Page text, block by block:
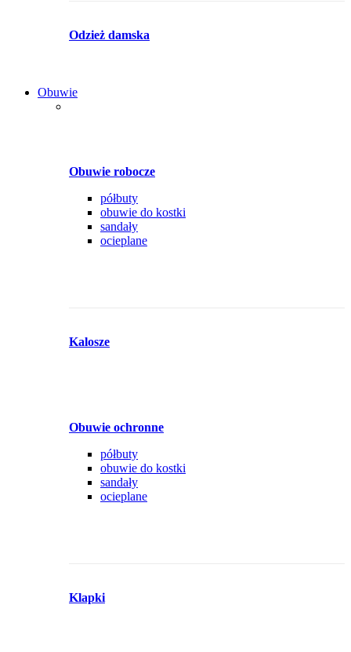
Odzież damska
Obuwie
Obuwie robocze
półbuty
obuwie do kostki
sandały
ocieplane
Kalosze
Obuwie ochronne
półbuty
obuwie do kostki
sandały
ocieplane
Klapki